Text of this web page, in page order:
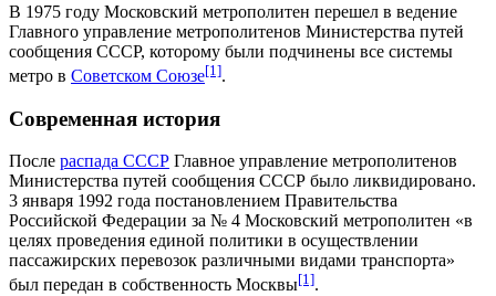
В 1975 году Московский метрополитен перешел в ведение
Главного управление метрополитенов Министерства путей
сообщения СССР, которому были подчинены все системы
метро в Советском Союзе[1].
Современная история
После распада СССР Главное управление метрополитенов
Министерства путей сообщения СССР было ликвидировано.
3 января 1992 года постановлением Правительства
Российской Федерации за № 4 Московский метрополитен «в
целях проведения единой политики в осуществлении
пассажирских перевозок различными видами транспорта»
был передан в собственность Москвы[1].